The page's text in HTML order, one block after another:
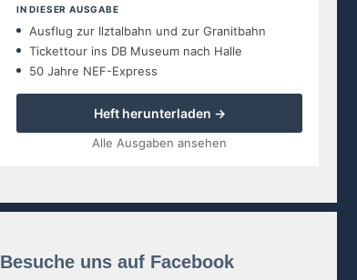
IN DIESER AUSGABE
Ausflug zur Ilztalbahn und zur Granitbahn
Tickettour ins DB Museum nach Halle
50 Jahre NEF-Express
Heft herunterladen →
Alle Ausgaben ansehen
Besuche uns auf Facebook